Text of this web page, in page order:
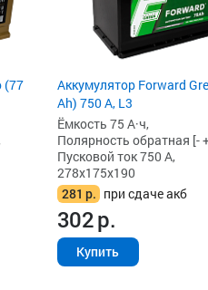
(77
Аккумулятор Forward
Ah) 750 А, L3
Ёмкость 75 А·ч,
Полярность обратная [-
Пусковой ток 750 А,
278x175x190
281 р. при сдаче акб
302р.
Купить